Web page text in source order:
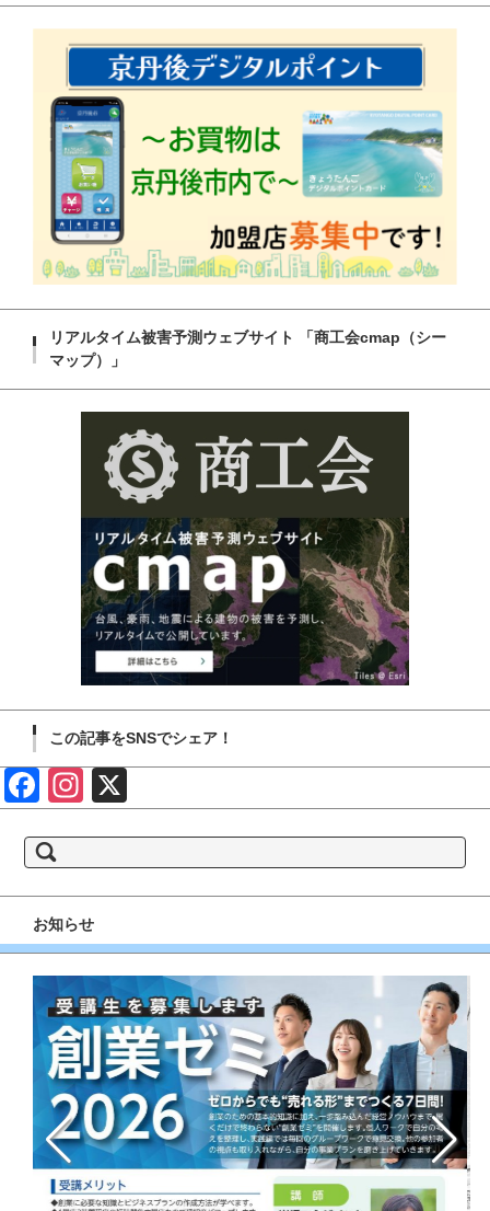
リアルタイム被害予測ウェブサイト 「商工会cmap（シー
マップ）」
この記事をSNSでシェア！
Face Insta
索:
お知らせ